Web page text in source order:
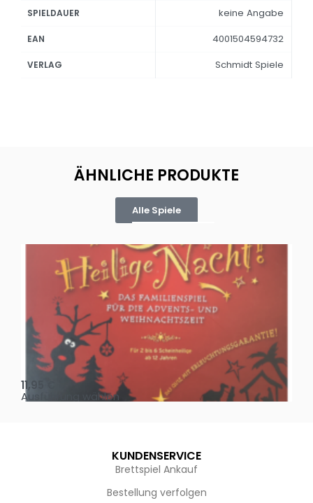
SPIELDAUER keine Angabe
EAN 4001504594732
VERLAG Schmidt Spiele
ÄHNLICHE PRODUKTE
Alle Spiele
Oh, heilige Nacht!
11,95
Ausführung wählen
KUNDENSERVICE
Brettspiel Ankauf
Bestellung verfolgen